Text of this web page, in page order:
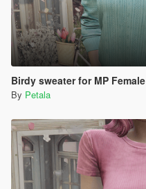
Birdy sweater for MP Female
By Petala